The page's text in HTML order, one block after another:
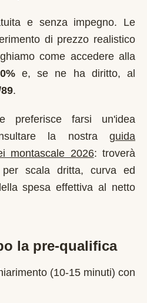
e senza impegno. Le
di prezzo realistico
come accedere alla
e, se ne ha diritto, al
.
preferisce farsi un'idea
la nostra
guida
montascale 2026: troverà
scala dritta, curva ed
spesa effettiva al netto
la pre-qualifica
(10-15 minuti) con